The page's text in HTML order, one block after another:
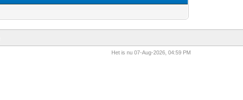
Het is nu 07-Aug-2026, 04:59 PM